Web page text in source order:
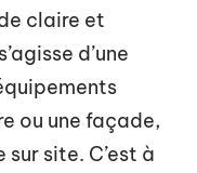
claire et
d’une
ou une façade,
site. C’est à